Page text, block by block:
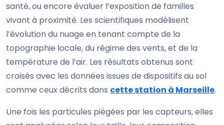
santé, ou encore évaluer l’exposition de familles
vivant à proximité. Les scientifiques modélisent
l’évolution du nuage en tenant compte de la
topographie locale, du régime des vents, et de la
température de l’air. Les résultats obtenus sont
croisés avec les données issues de dispositifs au sol
comme ceux décrits dans cette station à Marseille.
Une fois les particules piégées par les capteurs, elles